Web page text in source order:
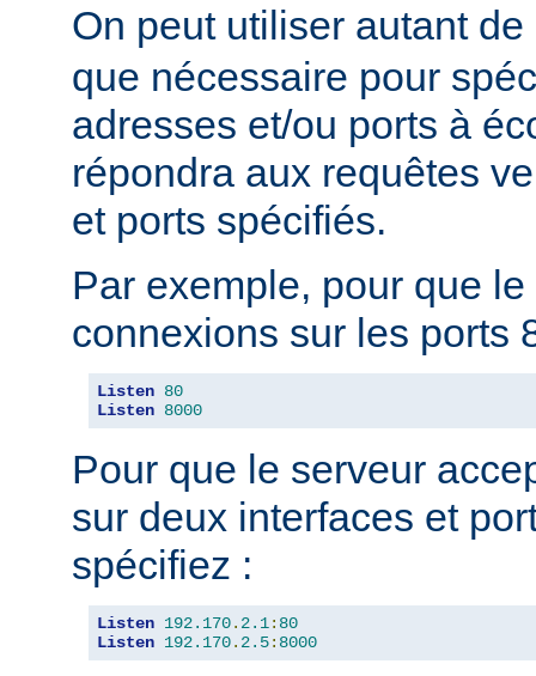
On peut utiliser autant
que nécessaire pour
adresses et/ou ports à
répondra aux requêtes
et ports spécifiés.
Par exemple, pour que
connexions sur les ports
Listen 80
Listen 8000
Pour que le serveur
sur deux interfaces et
spécifiez :
Listen 192.170. 2.1: 80
Listen 192.170. 2.5: 8000